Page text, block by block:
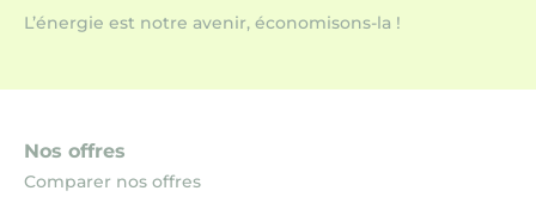
L’énergie est notre avenir, économisons-la !
Nos offres
Comparer nos offres